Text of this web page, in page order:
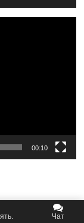
00:10
Чат